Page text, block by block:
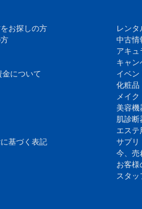
お探しの方
について
基づく表記
レン
中古情
アキュ
キャン
イベン
化粧品
メイク
美容機
肌診断
エステ
サプリ
今、売
お客様
スタッ